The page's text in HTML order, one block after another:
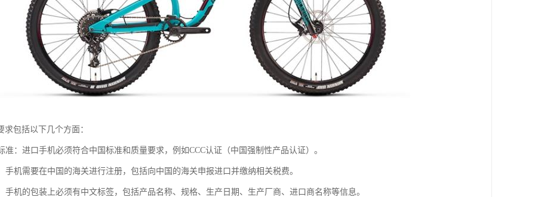
求包括以下几个方面：
准：进口手机必须符合中国标准和质量要求，例如CCC认证（中国强制性产品认证）。
手机需要在中国的海关进行注册，包括向中国的海关申报进口并缴纳相关税费。
手机的包装上必须有中文标签，包括产品名称、规格、生产日期、生产厂商、进口商名称等信息。